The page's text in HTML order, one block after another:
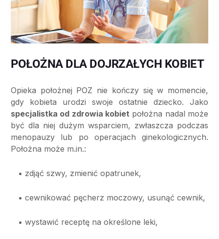
POŁOŻNA DLA DOJRZAŁYCH KOBIET
Opieka położnej POZ nie kończy się w momencie,
gdy kobieta urodzi swoje ostatnie dziecko. Jako
specjalistka od zdrowia kobiet położna nadal może
być dla niej dużym wsparciem, zwłaszcza podczas
menopauzy lub po operacjach ginekologicznych.
Położna może m.in.:
• zdjąć szwy, zmienić opatrunek,
• cewnikować pęcherz moczowy, usunąć cewnik,
• wystawić receptę na określone leki,